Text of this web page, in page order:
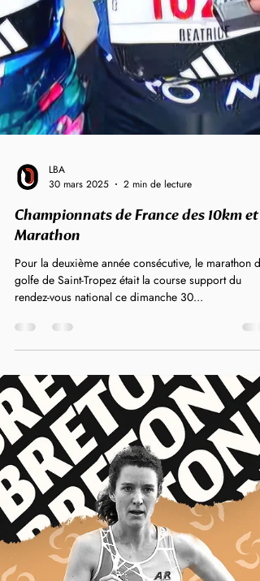
LBA
Championnats de France des 10km et
Pour la deuxième année consécutive, le marathon du
golfe de Saint-Tropez était la course support du
rendez-vous national ce dimanche 30...